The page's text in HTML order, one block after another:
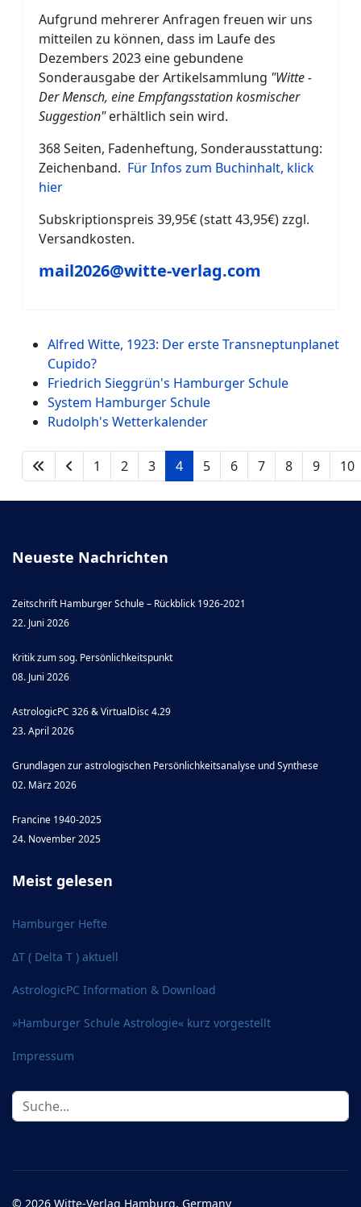
Aufgrund mehrerer Anfragen freuen wir uns
mitteilen zu können, dass im Laufe des
Dezembers 2023 eine gebundene
Sonderausgabe der Artikelsammlung "Witte -
Der Mensch, eine Empfangsstation kosmischer
Suggestion"erhältlich sein wird.
368 Seiten, Fadenheftung, Sonderausstattung:
Zeichenband. Für Infos zum Buchinhalt, klick
hier
Subskriptionspreis 39,95€ (statt 43,95€) zzgl.
Versandkosten.
mail2026@witte-verlag.com
Alfred Witte, 1923: Der erste Transneptunplanet
Cupido?
Friedrich Sieggrün's Hamburger Schule
System Hamburger Schule
Rudolph's Wetterkalender
1 2 3 4 5 6 7 8 9 10
Neueste Nachrichten
Zeitschrift Hamburger Schule – Rückblick 1926-2021
22. Juni 2026
Kritik zum sog. Persönlichkeitspunkt
08. Juni 2026
AstrologicPC 326 & VirtualDisc 4.29
23. April 2026
Grundlagen zur astrologischen Persönlichkeitsanalyse und Synthese
02. März 2026
Francine 1940-2025
24. November 2025
Meist gelesen
Hamburger Hefte
ΔT ( Delta T ) aktuell
AstrologicPC Information & Download
»Hamburger Schule Astrologie« kurz vorgestellt
Impressum
Suchen
...
© 2026 Witte-Verlag Hamburg, Germany